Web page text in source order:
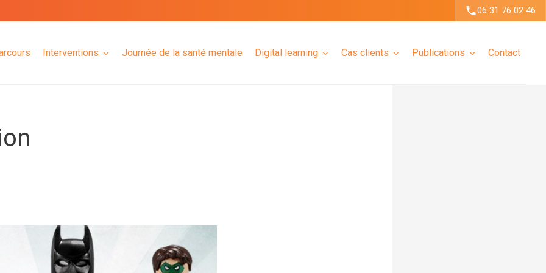
06 31 76 02 46
Interventions Journée de la santé mentale Digital learning Cas clients Publications Contact